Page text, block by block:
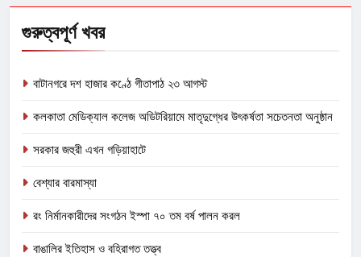
গুরুত্বপূর্ণ খবর
বাটানগরে দশ হাজার কণ্ঠে গীতাপাঠ ২৩ আগস্ট
কলকাতা মেডিক্যাল কলেজ অডিটরিয়ামে মাতৃদুগ্ধের উৎকর্ষতা সচেতনতা অনুষ্ঠান
সরকার জহুরী এখন গড়িয়াহাটে
বেশ্যার বারমাস্যা
রং নির্মানকারীদের সংগঠন ইস্পা ৭০ তম বর্ষ পালন করল
বাঙালির ইতিহাস ও বহিরাগত তত্ত্ব